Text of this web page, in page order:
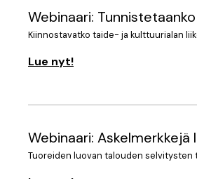
Webinaari:
Kiinnostavatko taide- ja kulttuurialan
Lue nyt!
Webinaari:
Tuoreiden luovan talouden selvitysten